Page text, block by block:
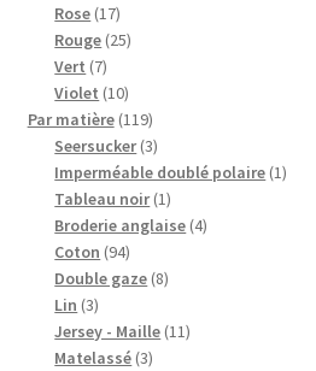
produits
Rose 1717
produits
Rouge 2525
Vert 77
produits
Violet 1010
produits
Par matière 119119
produits
Seersucker 33
produits
Imperméable doublé polaire 11
Tableau noir 11
produit
Broderie anglaise 44
Coton 9494
produits
Double gaze 88
Lin 33
produits
Jersey - Maille 1111
Matelassé 33